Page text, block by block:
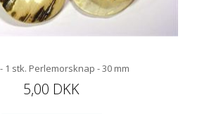
1 stk. Perlemorsknap - 30 mm
5,00 DKK